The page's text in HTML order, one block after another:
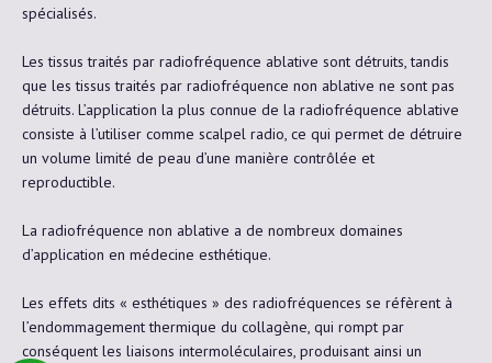
spécialisés.
Les tissus traités par radiofréquence ablative sont détruits, tandis
que les tissus traités par radiofréquence non ablative ne sont pas
détruits. L’application la plus connue de la radiofréquence ablative
consiste à l’utiliser comme scalpel radio, ce qui permet de détruire
un volume limité de peau d’une manière contrôlée et
reproductible.
La radiofréquence non ablative a de nombreux domaines
d’application en médecine esthétique.
Les effets dits « esthétiques » des radiofréquences se réfèrent à
l’endommagement thermique du collagène, qui rompt par
conséquent les liaisons intermoléculaires, produisant ainsi un